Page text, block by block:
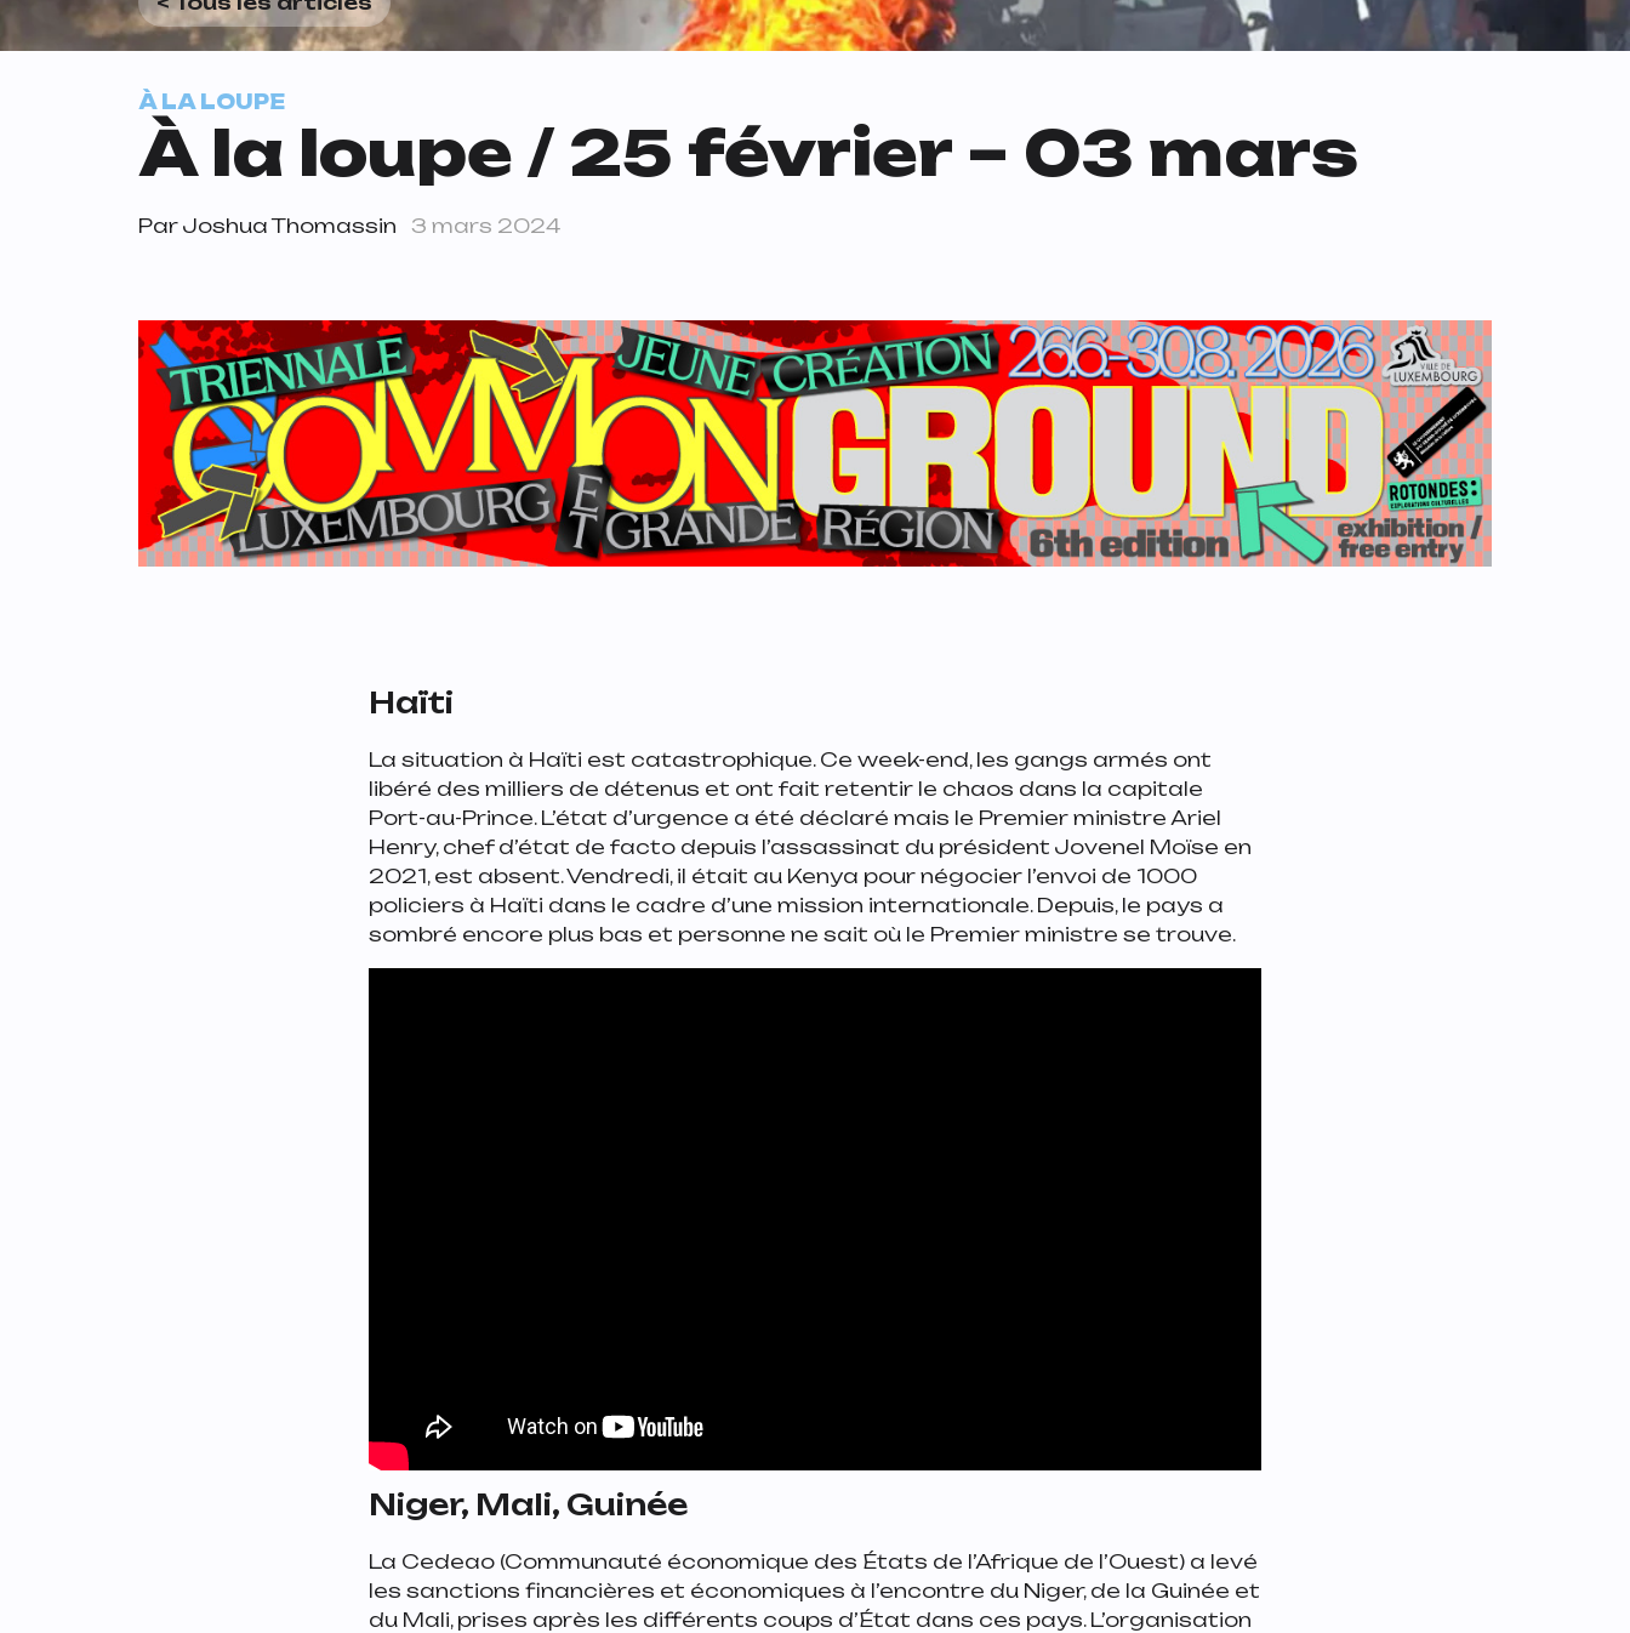
À LA LOUPE
À la loupe / 25 février – 03 mars
Par Joshua Thomassin 3 mars 2024
Haïti
La situation à Haïti est catastrophique. Ce week-end, les gangs armés ont
libéré des milliers de détenus et ont fait retentir le chaos dans la capitale
Port-au-Prince. L’état d’urgence a été déclaré mais le Premier ministre Ariel
Henry, chef d’état de facto depuis l’assassinat du président Jovenel Moïse en
2021, est absent. Vendredi, il était au Kenya pour négocier l’envoi de 1000
policiers à Haïti dans le cadre d’une mission internationale. Depuis, le pays a
sombré encore plus bas et personne ne sait où le Premier ministre se trouve.
Niger, Mali, Guinée
La Cedeao (Communauté économique des États de l’Afrique de l’Ouest) a levé
les sanctions financières et économiques à l’encontre du Niger, de la Guinée et
du Mali, prises après les différents coups d’État dans ces pays. L’organisation